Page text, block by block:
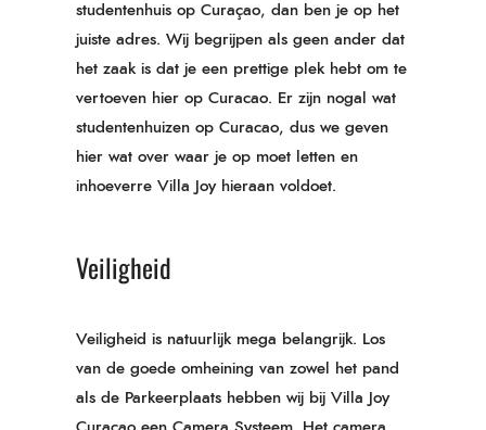
studentenhuis op Curaçao, dan ben je op het
juiste adres. Wij begrijpen als geen ander dat
het zaak is dat je een prettige plek hebt om te
vertoeven hier op Curacao. Er zijn nogal wat
studentenhuizen op Curacao, dus we geven
hier wat over waar je op moet letten en
inhoeverre Villa Joy hieraan voldoet.
Veiligheid
Veiligheid is natuurlijk mega belangrijk. Los
van de goede omheining van zowel het pand
als de Parkeerplaats hebben wij bij Villa Joy